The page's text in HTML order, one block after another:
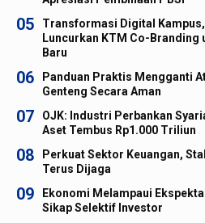
05
Transformasi Digital Kampus,
Luncurkan KTM Co-Branding
Baru
06
Panduan Praktis Mengganti
Genteng Secara Aman
07
OJK: Industri Perbankan
Aset Tembus Rp1.000 Triliun
08
Perkuat Sektor Keuangan,
Terus Dijaga
09
Ekonomi Melampaui
Sikap Selektif Investor